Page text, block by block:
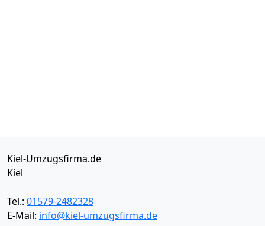
Kiel-Umzugsfirma.de
Kiel
Tel.: 01579-2482328
E-Mail: info@kiel-umzugsfirma.de